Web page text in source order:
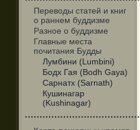
Переводы статей и книг
о раннем буддизме
Разное о буддизме
Главные места
почитания Будды
Лумбини (Lumbini)
Бодх Гая (Bodh Gaya)
Сарнатх (Sarnath)
Кушинагар
(Kushinagar)
·······································